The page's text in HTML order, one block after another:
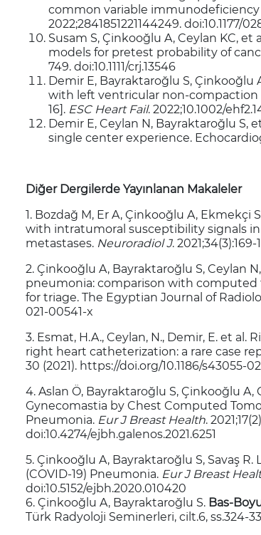
common variable immunodeficiency
2022;2841851221144249. doi:10.1177/
Susam S, Çinkooğlu A, Ceylan KC,
models for pretest probability of
749. doi:10.1111/crj.13546
Demir E, Bayraktaroğlu S,
with left ventricular non-compaction
16]. ESC Heart Fail. 2022;10.1002/
Demir E, Ceylan N, Bayraktaroğlu
single center experience.
Diğer Dergilerde Yayınlanan Makaleler
1. Bozdağ M, Er A, Çinkooğlu A,
with intratumoral susceptibility signals
metastases. Neuroradiol J.
2. Çinkooğlu A, Bayraktaroğlu S, Ceylan
pneumonia: comparison with
for triage. The Egyptian Journal of
021-00541-x
3. Esmat, H.A., Ceylan, N., Demir, E. et
right heart catheterization: a rare case
30 (2021). https://doi.org/10.1186/s43055-
4. Aslan Ö, Bayraktaroğlu S, Çinkooğlu A,
Gynecomastia by Chest Computed
Pneumonia. Eur J Breast Health.
doi:10.4274/ejbh.galenos.2021.6251
5. Çinkooğlu A, Bayraktaroğlu S, Savaş
(COVID-19) Pneumonia. Eur J Breast
doi:10.5152/ejbh.2020.010420
6. Çinkooğlu A, Bayraktaroğlu S. Bas-
Türk Radyoloji Seminerleri, cilt.6, ss.324-